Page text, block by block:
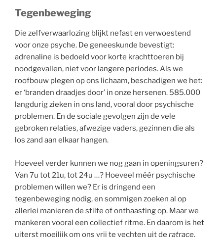
Tegenbeweging
Die zelfverwaarlozing blijkt nefast en verwoestend
voor onze psyche. De geneeskunde bevestigt:
adrenaline is bedoeld voor korte krachttoeren bij
noodgevallen, niet voor langere periodes. Als we
roofbouw plegen op ons lichaam, beschadigen we het:
er ‘branden draadjes door’ in onze hersenen. 585.000
langdurig zieken in ons land, vooral door psychische
problemen. En de sociale gevolgen zijn de vele
gebroken relaties, afwezige vaders, gezinnen die als
los zand aan elkaar hangen.
Hoeveel verder kunnen we nog gaan in openingsuren?
Van 7u tot 21u, tot 24u …? Hoeveel méér psychische
problemen willen we? Er is dringend een
tegenbeweging nodig, en sommigen zoeken al op
allerlei manieren de stilte of onthaasting op. Maar we
mankeren vooral een collectief ritme. En daarom is het
uiterst moeilijk om ons vrij te vechten uit de ratrace.